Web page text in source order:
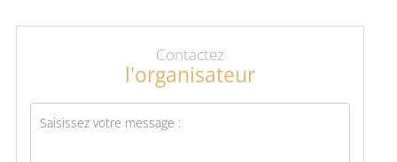
Contactez
l'organisateur